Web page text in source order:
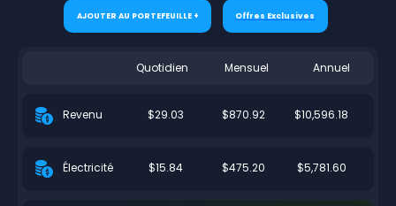
AJOUTER AU PORTEFEUILLE + Offres Exclusives
Quotidien Mensuel Annuel
Revenu $29.03 $870.92 $10,596.18
Électricité $15.84 $475.20 $5,781.60